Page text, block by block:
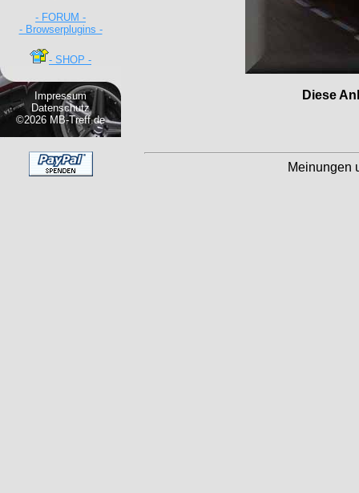
- FORUM -
- Browserplugins -
- SHOP -
Impressum
Datenschutz
©2026 MB-Treff.de
Diese
Meinungen